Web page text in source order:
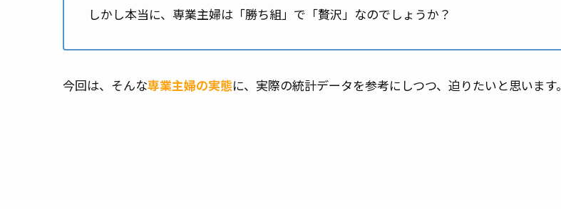
しかし本当に、専業主婦は「勝ち組」で「贅沢」なのでしょうか？
今回は、そんな専業主婦の実態に、実際の統計データを参考にしつつ、迫りたいと思います。